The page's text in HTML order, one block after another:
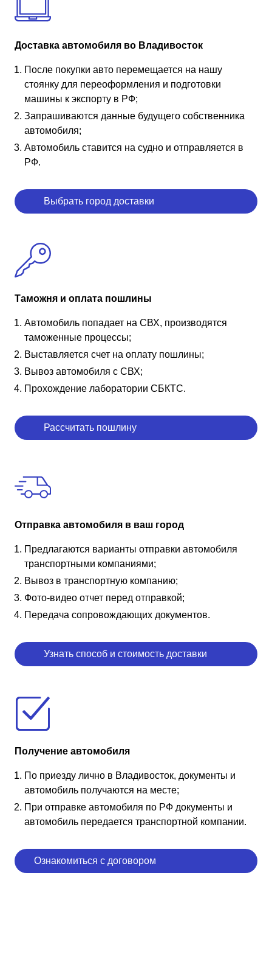
Доставка автомобиля во Владивосток
После покупки авто перемещается на нашу
стоянку для переоформления и подготовки
машины к экспорту в РФ;
Запрашиваются данные будущего собственника
автомобиля;
Автомобиль ставится на судно и отправляется в
РФ.
Выбрать город доставки
Таможня и оплата пошлины
Автомобиль попадает на СВХ, производятся
таможенные процессы;
Выставляется счет на оплату пошлины;
Вывоз автомобиля с СВХ;
Прохождение лаборатории СБКТС.
Рассчитать пошлину
Отправка автомобиля в ваш город
Предлагаются варианты отправки автомобиля
транспортными компаниями;
Вывоз в транспортную компанию;
Фото-видео отчет перед отправкой;
Передача сопровождающих документов.
Узнать способ и стоимость доставки
Получение автомобиля
По приезду лично в Владивосток, документы и
автомобиль получаются на месте;
При отправке автомобиля по РФ документы и
автомобиль передается транспортной компании.
Ознакомиться с договором